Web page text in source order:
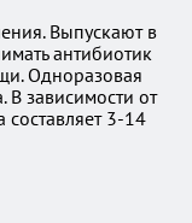
Выпускают в
антибиотик
Одноразовая
зависимости от
составляет 3-14